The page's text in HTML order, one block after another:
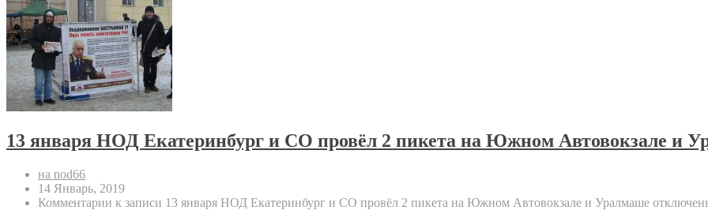
13 января НОД Екатеринбург и СО провёл 2 пикета на Южном Автовокзале и
на nod66
14 Январь, 2019
Комментарии к записи 13 января НОД Екатеринбург и СО провёл 2 пикета на Южном Автовокзале и Уралмаше